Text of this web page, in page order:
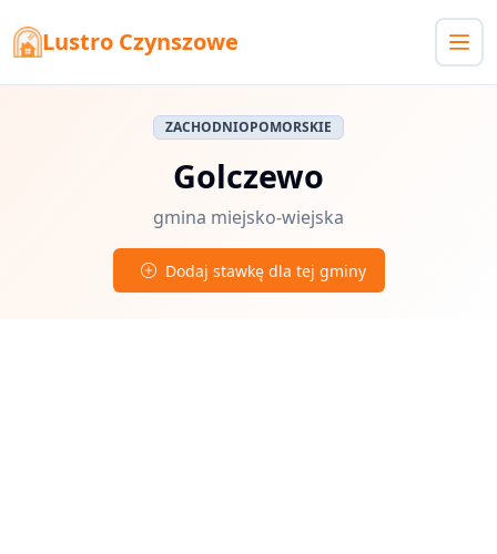
Lustro Czynszowe
ZACHODNIOPOMORSKIE
Golczewo
gmina miejsko-wiejska
Dodaj stawkę dla tej gminy